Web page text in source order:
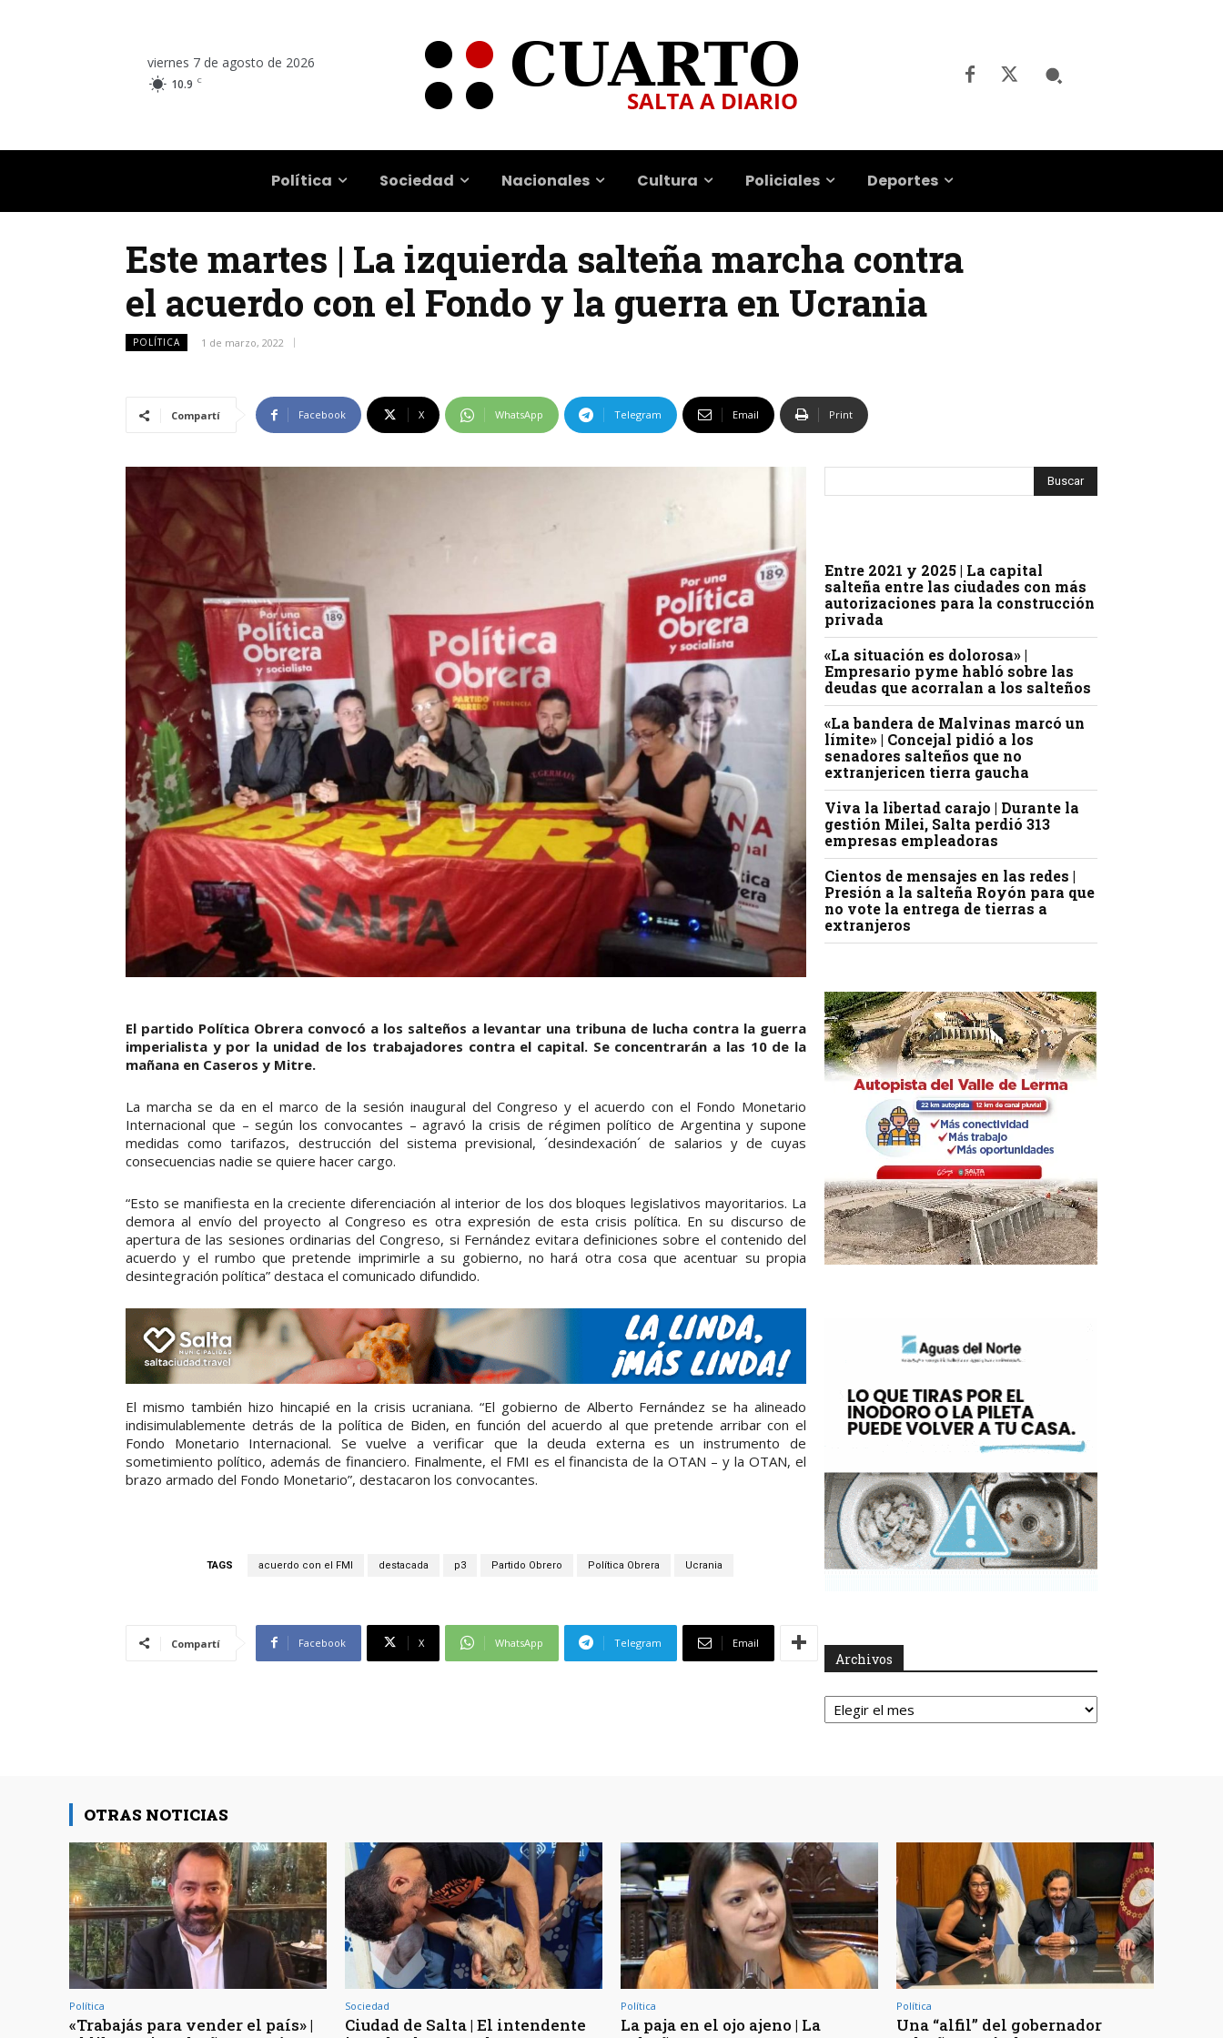
viernes 7 de agosto de 2026
10.9 C
Política Sociedad Nacionales Cultura Policiales Deportes
Este martes | La izquierda salteña marcha contra
el acuerdo con el Fondo y la guerra en Ucrania
POLÍTICA 1 de marzo, 2022
Compartí Facebook X WhatsApp Telegram Email Print
El partido Política Obrera convocó a los salteños a levantar una tribuna de lucha contra la guerra
imperialista y por la unidad de los trabajadores contra el capital. Se concentrarán a las 10 de la
mañana en Caseros y Mitre.
La marcha se da en el marco de la sesión inaugural del Congreso y el acuerdo con el Fondo Monetario
Internacional que – según los convocantes – agravó la crisis de régimen político de Argentina y supone
medidas como tarifazos, destrucción del sistema previsional, ´desindexación´ de salarios y de cuyas
consecuencias nadie se quiere hacer cargo.
“Esto se manifiesta en la creciente diferenciación al interior de los dos bloques legislativos mayoritarios. La
demora al envío del proyecto al Congreso es otra expresión de esta crisis política. En su discurso de
apertura de las sesiones ordinarias del Congreso, si Fernández evitara definiciones sobre el contenido del
acuerdo y el rumbo que pretende imprimirle a su gobierno, no hará otra cosa que acentuar su propia
desintegración política” destaca el comunicado difundido.
El mismo también hizo hincapié en la crisis ucraniana. “El gobierno de Alberto Fernández se ha alineado
indisimulablemente detrás de la política de Biden, en función del acuerdo al que pretende arribar con el
Fondo Monetario Internacional. Se vuelve a verificar que la deuda externa es un instrumento de
sometimiento político, además de financiero. Finalmente, el FMI es el financista de la OTAN – y la OTAN, el
brazo armado del Fondo Monetario”, destacaron los convocantes.
TAGS acuerdo con el FMI destacada p3 Partido Obrero Política Obrera Ucrania
Compartí Facebook X WhatsApp Telegram Email
Entre 2021 y 2025 | La capital
salteña entre las ciudades con más
autorizaciones para la construcción
privada
«La situación es dolorosa» |
Empresario pyme habló sobre las
deudas que acorralan a los salteños
«La bandera de Malvinas marcó un
límite» | Concejal pidió a los
senadores salteños que no
extranjericen tierra gaucha
Viva la libertad carajo | Durante la
gestión Milei, Salta perdió 313
empresas empleadoras
Cientos de mensajes en las redes |
Presión a la salteña Royón para que
no vote la entrega de tierras a
extranjeros
Archivos
Archivos
OTRAS NOTICIAS
Política
«Trabajás para vender el país» |
Sociedad
Ciudad de Salta | El intendente
Política
La paja en el ojo ajeno | La
Política
Una “alfil” del gobernador